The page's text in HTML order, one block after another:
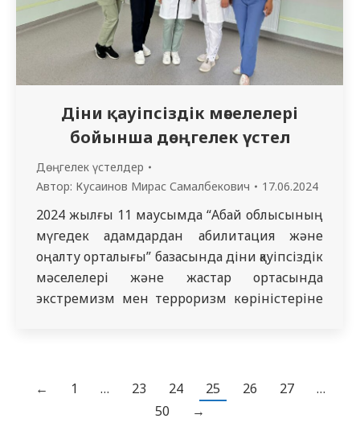
Діни қауіпсіздік мәселелері
бойынша дөңгелек үстел
Дөңгелек үстелдер
Автор: Кусаинов Мирас Самалбекович 17.06.2024
2024 жылғы 11 маусымда “Абай облысының
мүгедек адамдардан абилитация және
оңалту орталығы” базасында діни қауіпсіздік
мәселелері және жастар ортасында
экстремизм мен терроризм көріністеріне
оңалту кафедрасының оқытушысы
Дәулетжарова Ж.Қ. 1о/ж реабитилог
← 1 … 23 24 25 26 27
…
50
→